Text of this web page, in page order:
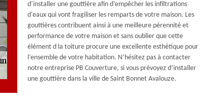
d’installer une gouttière afin d’empêcher les infiltrations
d'eaux qui vont fragiliser les remparts de votre maison. Les
gouttières contribuent ainsi à une meilleure pérennité et
performance de votre maison et sans oublier que cette
élément d la toiture procure une excellente esthétique pour
l’ensemble de votre habitation. N’hésitez pas à contacter
notre entreprise PB Couverture, si vous prévoyez d’installer
une gouttière dans la ville de Saint Bonnet Avalouze.